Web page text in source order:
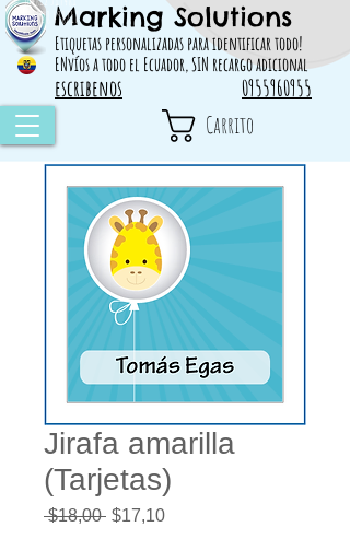
Marking Solutions
Etiquetas personalizadas para identificar todo!
ENvíos a todo el Ecuador, SIN recargo adicional
314828 498717
escribenos 0955960955
Carrito
Jirafa amarilla
(Tarjetas)
$18,00 Precio
$17,10Precio